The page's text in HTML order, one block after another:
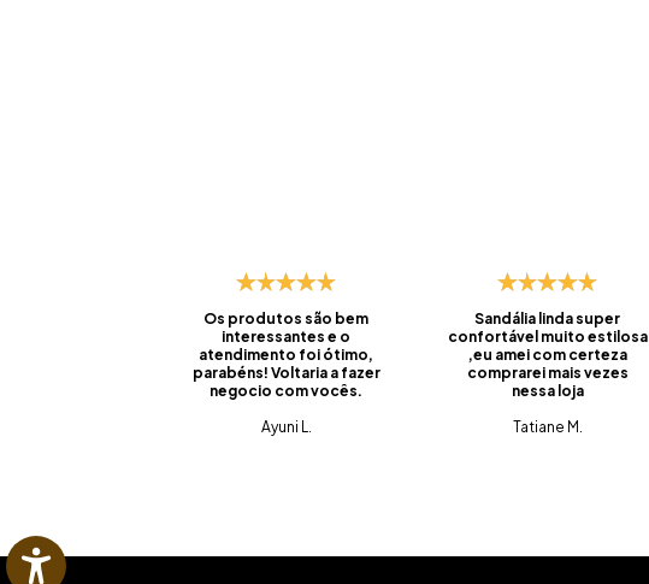
Os produtos são bem
interessantes e o
atendimento foi ótimo,
parabéns! Voltaria a fazer
negocio com vocês.
Ayuni L.
Sandália linda super
confortável muito estilosa
,eu amei com certeza
comprarei mais vezes
nessa loja
Tatiane M.